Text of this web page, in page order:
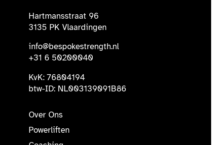
Hartmansstraat 96
3135 PK Vlaardingen
info@bespokestrength.nl
+31 6 50200040
KvK: 76804194
btw-ID: NL003139091B86
Over Ons
Powerliften